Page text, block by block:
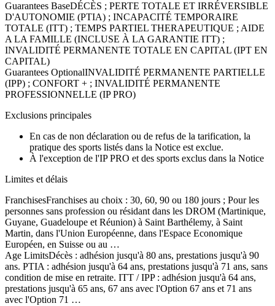
Guarantees BaseDÉCÈS ; PERTE TOTALE ET IRRÉVERSIBLE
D'AUTONOMIE (PTIA) ; INCAPACITÉ TEMPORAIRE
TOTALE (ITT) ; TEMPS PARTIEL THERAPEUTIQUE ; AIDE
A LA FAMILLE (INCLUSE À LA GARANTIE ITT) ;
INVALIDITÉ PERMANENTE TOTALE EN CAPITAL (IPT EN
CAPITAL)
Guarantees OptionalINVALIDITÉ PERMANENTE PARTIELLE
(IPP) ; CONFORT + ; INVALIDITÉ PERMANENTE
PROFESSIONNELLE (IP PRO)
Exclusions principales
En cas de non déclaration ou de refus de la tarification, la
pratique des sports listés dans la Notice est exclue.
À l'exception de l'IP PRO et des sports exclus dans la Notice
Limites et délais
FranchisesFranchises au choix : 30, 60, 90 ou 180 jours ; Pour les
personnes sans profession ou résidant dans les DROM (Martinique,
Guyane, Guadeloupe et Réunion) à Saint Barthélemy, à Saint
Martin, dans l'Union Européenne, dans l'Espace Economique
Européen, en Suisse ou au …
Age LimitsDécès : adhésion jusqu'à 80 ans, prestations jusqu'à 90
ans. PTIA : adhésion jusqu'à 64 ans, prestations jusqu'à 71 ans, sans
condition de mise en retraite. ITT / IPP : adhésion jusqu'à 64 ans,
prestations jusqu'à 65 ans, 67 ans avec l'Option 67 ans et 71 ans
avec l'Option 71 …